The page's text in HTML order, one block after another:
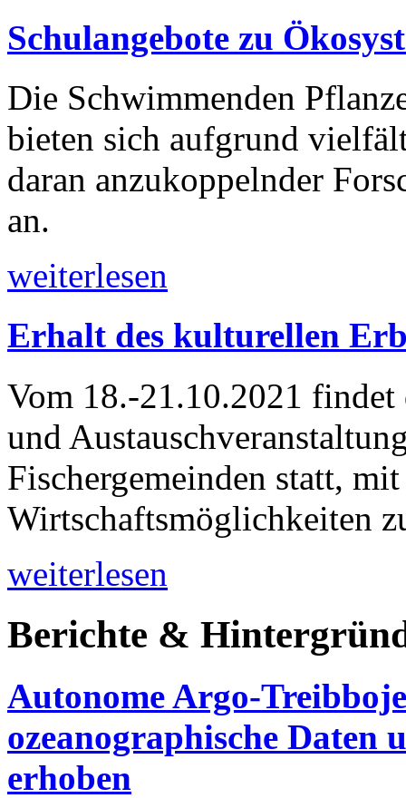
Schulangebote zu
Die Schwimmenden
bieten sich aufgrund
daran anzukoppelnder
an.
weiterlesen
Erhalt des kulturellen
Vom 18.-21.10.2021
und
Fischergemeinden statt,
Wirtschaftsmöglichkeiten
weiterlesen
Berichte &
Autonome Argo-
ozeanographische Daten
erhoben